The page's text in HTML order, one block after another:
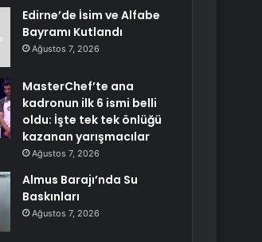
Edirne’de İsim ve Alfabe
Bayramı Kutlandı
Ağustos 7, 2026
MasterChef’te ana
kadronun ilk 6 ismi belli
oldu: İşte tek tek önlüğü
kazanan yarışmacılar
Ağustos 7, 2026
Almus Barajı’nda Su
Baskınları
Ağustos 7, 2026